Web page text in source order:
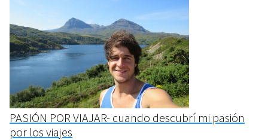
PASIÓN POR VIAJAR- cuando descubrí mi pasión
por los viajes